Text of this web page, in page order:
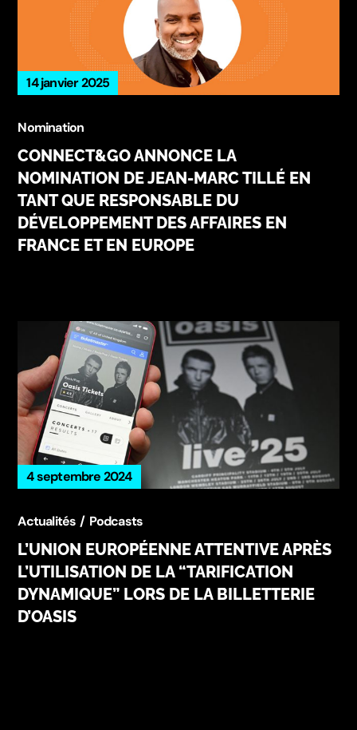
14 janvier 2025
Nomination
CONNECT&GO ANNONCE LA
NOMINATION DE JEAN-MARC TILLÉ EN
TANT QUE RESPONSABLE DU
DÉVELOPPEMENT DES AFFAIRES EN
FRANCE ET EN EUROPE
4 septembre 2024
Actualités Podcasts
L’UNION EUROPÉENNE ATTENTIVE APRÈS
L’UTILISATION DE LA “TARIFICATION
DYNAMIQUE” LORS DE LA BILLETTERIE
D’OASIS